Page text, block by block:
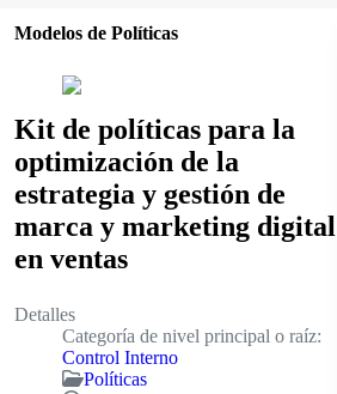
Modelos de Políticas
Kit de políticas para la
optimización de la
estrategia y gestión de
marca y marketing digital
en ventas
Detalles
Categoría de nivel principal o raíz:
Control Interno
Políticas